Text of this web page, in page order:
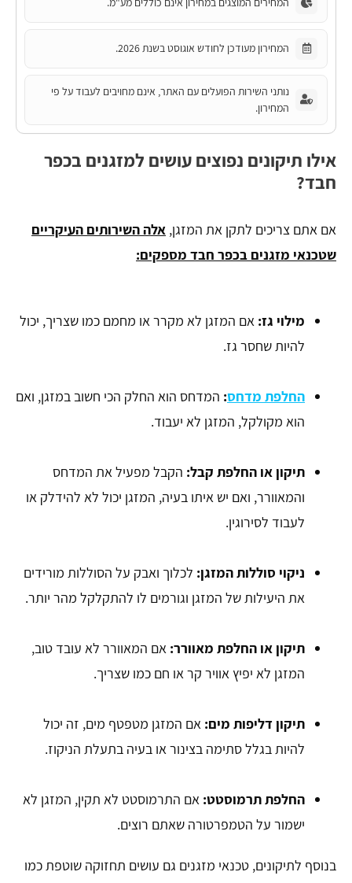
המחירון מעודכן לחודש אוגוסט בשנת 2026.
נותני השירות הפועלים עם האתר, אינם מחויבים לעבוד על פי
המחירון.
אילו תיקונים נפוצים עושים למזגנים בכפר
חבד?
אם אתם צריכים לתקן את המזגן, אלה השירותים העיקריים
שטכנאי מזגנים בכפר חבד מספקים:
מילוי גז: אם המזגן לא מקרר או מחמם כמו שצריך, יכול
להיות שחסר גז.
החלפת מדחס: המדחס הוא החלק הכי חשוב במזגן, ואם
הוא מקולקל, המזגן לא יעבוד.
תיקון או החלפת קבל: הקבל מפעיל את המדחס
והמאוורר, ואם יש איתו בעיה, המזגן יכול לא להידלק או
לעבוד לסירוגין.
ניקוי סוללות המזגן: לכלוך ואבק על הסוללות מורידים
את היעילות של המזגן וגורמים לו להתקלקל מהר יותר.
תיקון או החלפת מאוורר: אם המאוורר לא עובד טוב,
המזגן לא יפיץ אוויר קר או חם כמו שצריך.
תיקון דליפות מים: אם המזגן מטפטף מים, זה יכול
להיות בגלל סתימה בצינור או בעיה בתעלת הניקוז.
החלפת תרמוסטט: אם התרמוסטט לא תקין, המזגן לא
ישמור על הטמפרטורה שאתם רוצים.
בנוסף לתיקונים, טכנאי מזגנים גם עושים תחזוקה שוטפת כמו